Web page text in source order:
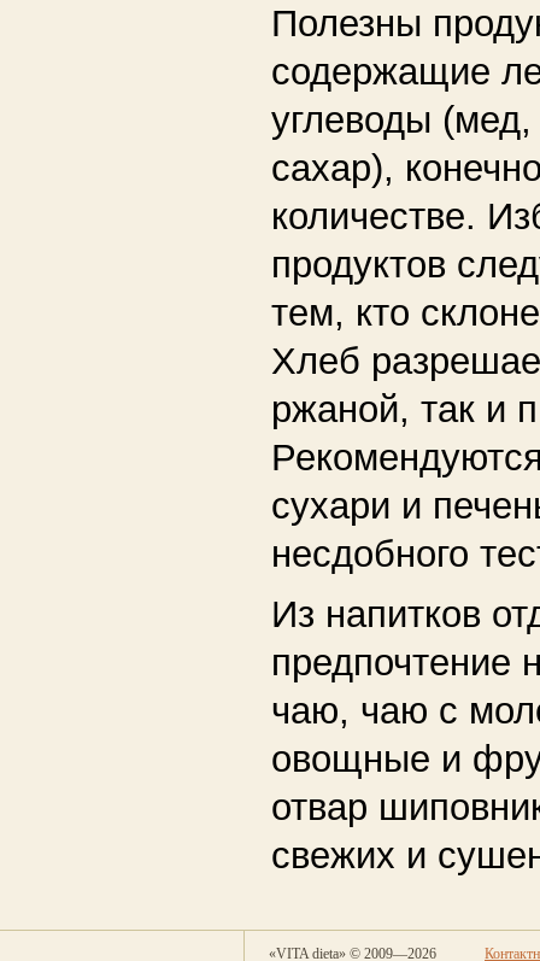
Полезны
содержащие
углеводы
сахар),
количестве.
продуктов
тем, кто
Хлеб
ржаной, так и
сухари и
несдобного
Из напитков
предпочтение
чаю, чаю с
овощные и
отвар
свежих и
«VITA dieta» © 2009—2026